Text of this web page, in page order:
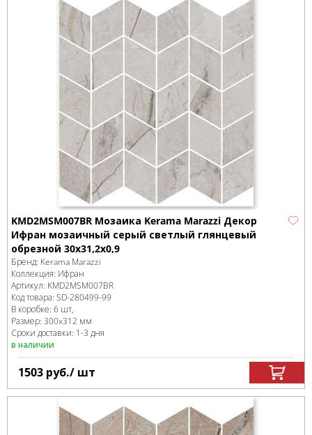
KMD2MSM007BR Мозаика Kerama Marazzi Декор
Ифран мозаичный серый светлый глянцевый
обрезной 30x31,2x0,9
Бренд: Kerama Marazzi
Коллекция: Ифран
Артикул: KMD2MSM007BR
Код товара: SD-280499-99
В коробке: 6 шт,
Размер: 300x312 мм
Сроки доставки: 1-3 дня
в наличии
1503 руб./ шт